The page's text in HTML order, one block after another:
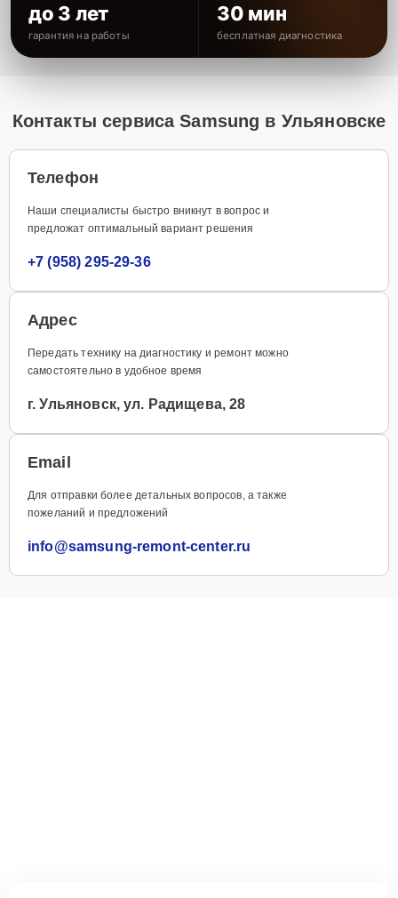
до 3 лет
гарантия на работы
30 мин
бесплатная диагностика
Контакты сервиса Samsung в Ульяновске
Телефон
Наши специалисты быстро вникнут в вопрос и
предложат оптимальный вариант решения
+7 (958) 295-29-36
Адрес
Передать технику на диагностику и ремонт можно
самостоятельно в удобное время
г. Ульяновск, ул. Радищева, 28
Email
Для отправки более детальных вопросов, а также
пожеланий и предложений
info@samsung-remont-center.ru